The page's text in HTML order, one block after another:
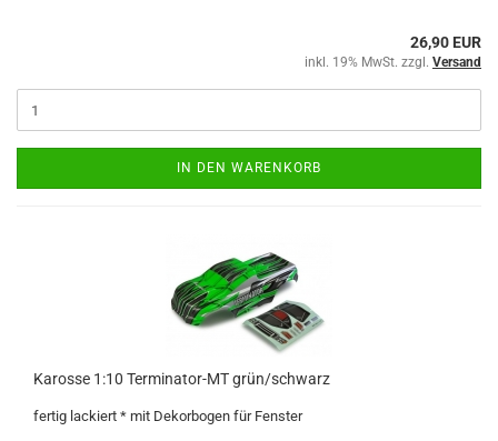
26,90 EUR
inkl. 19% MwSt. zzgl. Versand
IN DEN WARENKORB
Karosse 1:10 Terminator-MT grün/schwarz
fertig lackiert * mit Dekorbogen für Fenster